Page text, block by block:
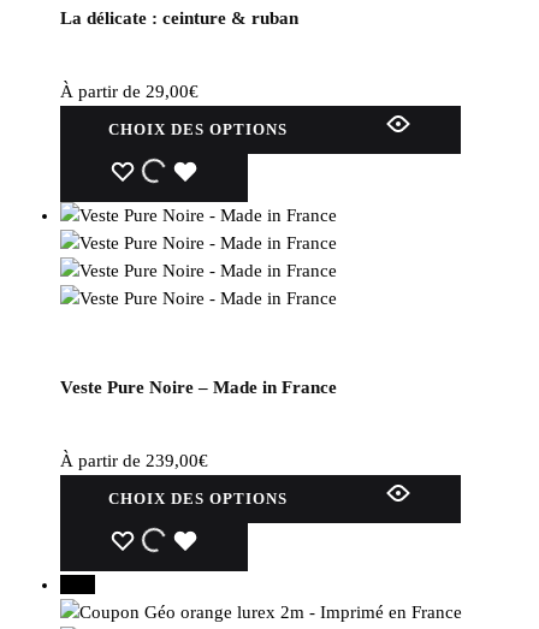
La délicate : ceinture & ruban
À partir de 29,00€
CHOIX DES OPTIONS
Veste Pure Noire – Made in France
À partir de 239,00€
CHOIX DES OPTIONS